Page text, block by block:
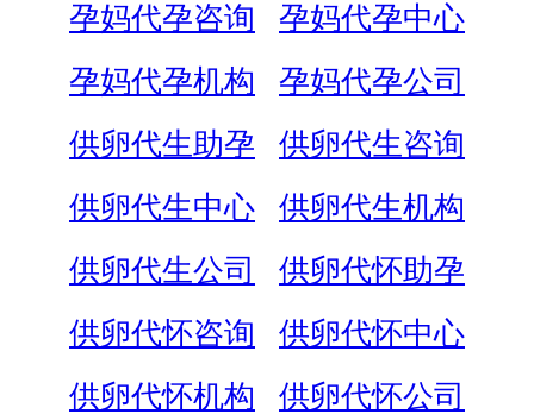
孕妈代孕咨询
孕妈代孕中心
孕妈代孕机构
孕妈代孕公司
供卵代生助孕
供卵代生咨询
供卵代生中心
供卵代生机构
供卵代生公司
供卵代怀助孕
供卵代怀咨询
供卵代怀中心
供卵代怀机构
供卵代怀公司